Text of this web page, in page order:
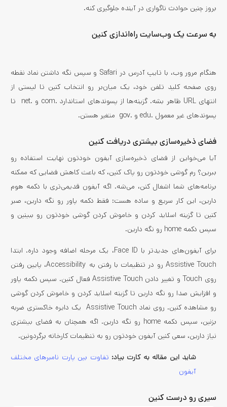
بروز چنین حوادث ناگواری در آینده جلوگیری کنه.
به سرعت یک وب‌سایت راه‌اندازی کنین
هنگام مرور وب، با تایپ آدرس در Safari و سپس نگه داشتن نماد نقطه
روی صفحه کلید تلفن خود، یک میان‌بر رو انتخاب کنین تا لیستی از
انتهای URL ظاهر بشه. گزینه‌ها از پسوندهای استاندارد .com و .net تا
پسوندهای غیر معمول .edu و .gov متغیر هستن.
فضای ذخیره‌سازی بیشتری دریافت کنین
آیا می‌خواین از فضای ذخیره‌سازی آیفون خودتون نهایت استفاده رو
ببرین؟ رم گوشی خودتون رو پاک کنین، که باعث کاهش فضایی که ممکنه
برنامه‌های شما اشغال کنن، می‌شه. اگه آیفون قدیمی‌تری با دکمه هوم
دارین، این کار سریع و ساده هست: فقط دکمه پاور رو نگه دارین، صبر
کنین تا گزینه اسلاید کردن و خاموش کردن گوشی خودتون رو ببینین و
سپس دکمه home رو نگه دارین.
برای آیفون‌های جدیدتر با Face ID، یک مرحله اضافه وجود داره. ابتدا
Assistive Touch رو در تنظیمات با رفتن به Accessibility، پایین رفتن
روی Touch و تغییر دادن Assistive Touch فعال کنین. سپس دکمه پاور
و افزایش صدا رو نگه دارین تا گزینه اسلاید کردن و خاموش کردن گوشی
رو مشاهده کنین. روی نماد Assistive Touch یک دایره خاکستری ضربه
بزنین، سپس دکمه home رو نگه دارین. اگه همچنان به فضای بیشتری
نیاز دارین، سعی کنین آیفون خودتون رو به تنظیمات کارخانه برگردونین.
شاید این مقاله به کارت بیاد: تفاوت بین پارت نامبر‌های مختلف
آیفون
سیری رو درست کنین